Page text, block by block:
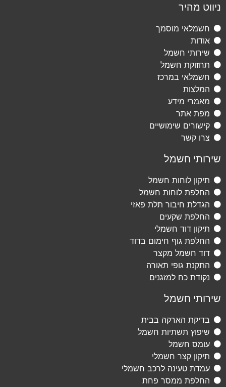
ניווט מהיר
חשמלאי מוסמך
אודות
שירותי חשמל
תחזוקת חשמל
חשמלאי במרכז
המלצות
מאמרי מידע
מפת אתר
קישורים שימושיים
צרו קשר
שירותי חשמל
תיקון לוחות חשמל
החלפת לוחות חשמל
הגדלת חיבור תלת פאזי
החלפת שקעים
תיקון דוד חשמלי
החלפת גוף חימום בדוד
דוד חשמל מקצר
התקנת גופי תאורה
נקודת כח למזגנים
שירותי חשמל
בדיקת הארקה בבית
שיפוץ תשתיות חשמל
עומס חשמל
תיקון קצר חשמלי
עמדת טעינה לרכב חשמלי
החלפת ממסר פחת